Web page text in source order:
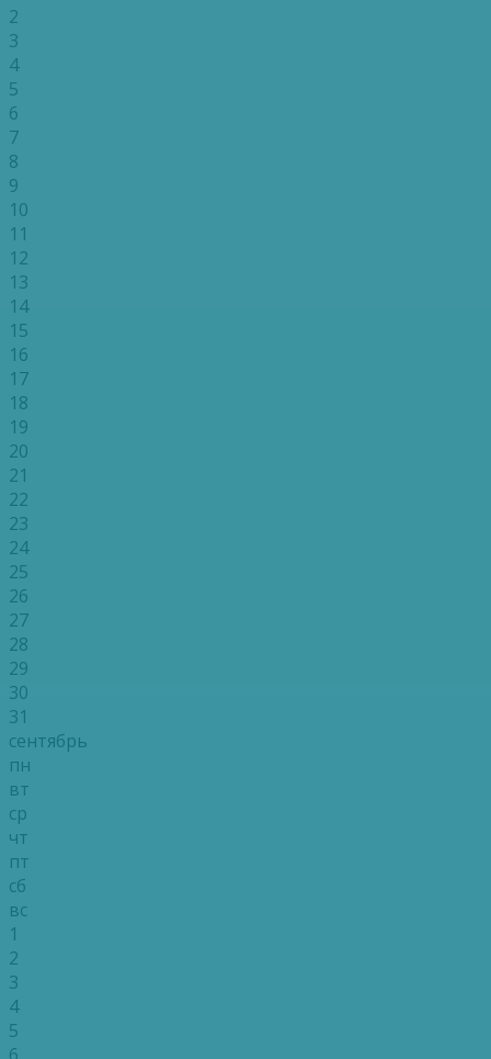
2
3
4
5
6
7
8
9
10
11
12
13
14
15
16
17
18
19
20
21
22
23
24
25
26
27
28
29
30
31
сентябрь
пн
вт
ср
чт
пт
сб
вс
1
2
3
4
5
6